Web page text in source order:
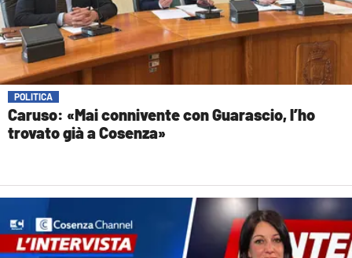
POLITICA
Caruso: «Mai connivente con Guarascio, l’ho
trovato già a Cosenza»